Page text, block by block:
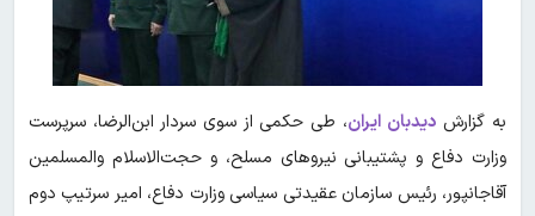
به گزارش دیدبان ایران، طی حکمی از سوی سردار ابن‌الرضا، سرپرست
وزارت دفاع و پشتیبانی نیروهای مسلح، و حجت‌الاسلام والمسلمین
آقاجانپور، رئیس سازمان عقیدتی سیاسی وزارت دفاع، امیر سرتیپ دوم